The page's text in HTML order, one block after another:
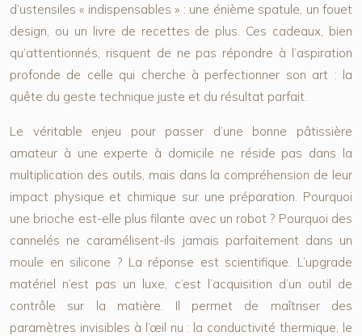
d’ustensiles « indispensables » : une énième spatule, un fouet
design, ou un livre de recettes de plus. Ces cadeaux, bien
qu’attentionnés, risquent de ne pas répondre à l’aspiration
profonde de celle qui cherche à perfectionner son art : la
quête du geste technique juste et du résultat parfait.
Le véritable enjeu pour passer d’une bonne pâtissière
amateur à une experte à domicile ne réside pas dans la
multiplication des outils, mais dans la compréhension de leur
impact physique et chimique sur une préparation. Pourquoi
une brioche est-elle plus filante avec un robot ? Pourquoi des
cannelés ne caramélisent-ils jamais parfaitement dans un
moule en silicone ? La réponse est scientifique. L’upgrade
matériel n’est pas un luxe, c’est l’acquisition d’un outil de
contrôle sur la matière. Il permet de maîtriser des
paramètres invisibles à l’œil nu : la conductivité thermique, le